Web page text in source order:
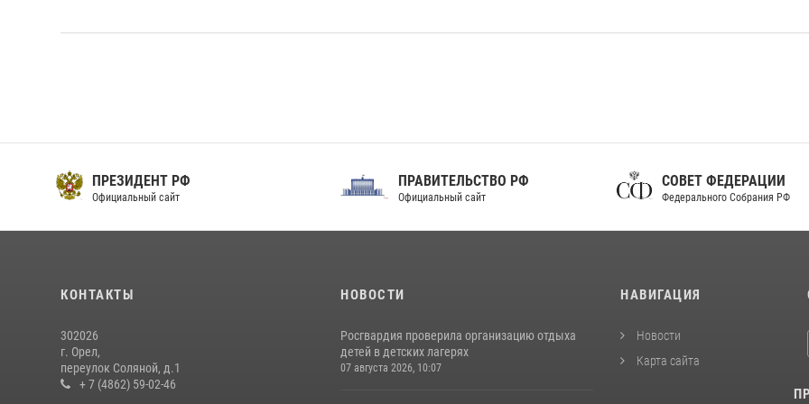
ПРЕЗИДЕНТ РФ
Официальный сайт
ПРАВИТЕЛЬСТВО РФ
Официальный сайт
СОВЕТ ФЕДЕРАЦИИ
Федерального Собрания РФ
КОНТАКТЫ
302026
г. Орел,
переулок Соляной, д.1
+ 7 (4862) 59-02-46
НОВОСТИ
Росгвардия проверила организацию отдыха
детей в детских лагерях
07 августа 2026, 10:07
НАВИГАЦИЯ
Новости
Карта сайта